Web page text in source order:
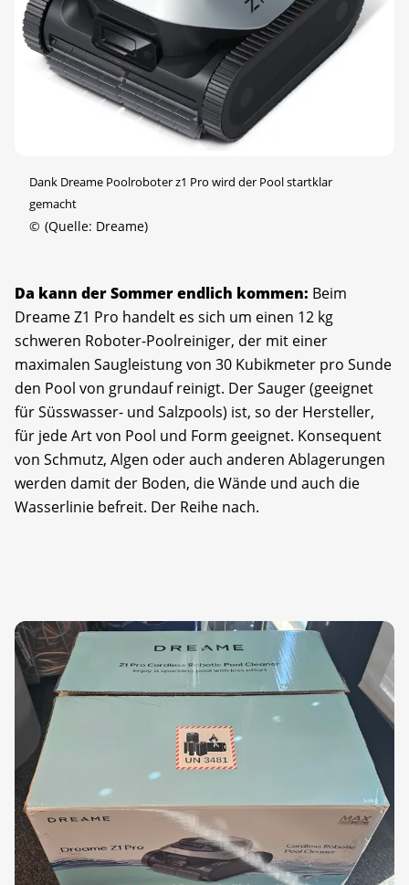
Dank Dreame Poolroboter z1 Pro wird der Pool startklar
gemacht
© (Quelle: Dreame)
Da kann der Sommer endlich kommen: Beim
Dreame Z1 Pro handelt es sich um einen 12 kg
schweren Roboter-Poolreiniger, der mit einer
maximalen Saugleistung von 30 Kubikmeter pro Sunde
den Pool von grundauf reinigt. Der Sauger (geeignet
für Süsswasser- und Salzpools) ist, so der Hersteller,
für jede Art von Pool und Form geeignet. Konsequent
von Schmutz, Algen oder auch anderen Ablagerungen
werden damit der Boden, die Wände und auch die
Wasserlinie befreit. Der Reihe nach.